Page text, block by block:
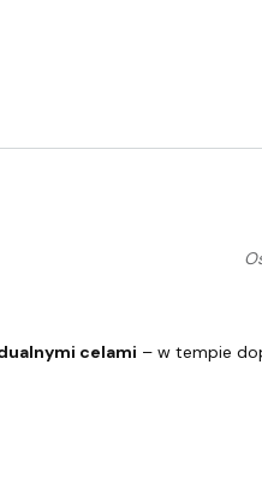
celami – w tempie